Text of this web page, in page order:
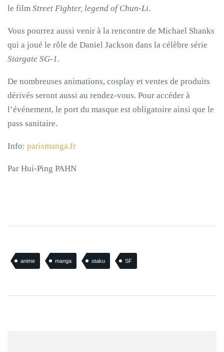
le film Street Fighter, legend of Chun-Li.
Vous pourrez aussi venir à la rencontre de Michael Shanks
qui a joué le rôle de Daniel Jackson dans la célèbre série
Stargate SG-1.
De nombreuses animations, cosplay et ventes de produits
dérivés seront aussi au rendez-vous. Pour accéder à
l’événement, le port du masque est obligatoire ainsi que le
pass sanitaire.
Info: parismanga.fr
Par Hui-Ping PAHN
anime manga otaku SF